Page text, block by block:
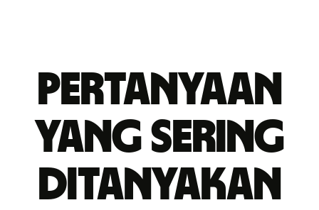
Pertanyaan
yang sering
ditanyakan